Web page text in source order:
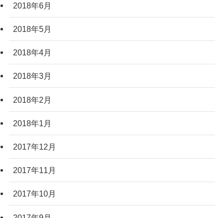
2018年6月
2018年5月
2018年4月
2018年3月
2018年2月
2018年1月
2017年12月
2017年11月
2017年10月